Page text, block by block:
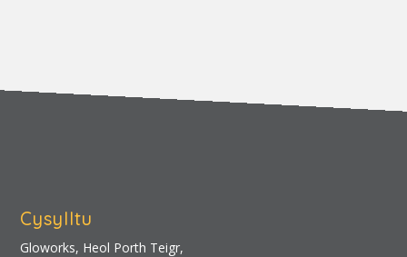
Cysylltu
Gloworks, Heol Porth Teigr,